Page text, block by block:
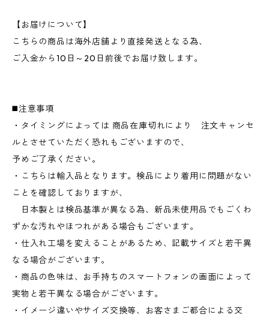
【お届けについて】
こちらの商品は海外店舗より直接発送となる為、
ご入金から10日～20日前後でお届け致します。
◼️注意事項
・タイミングによっては 商品在庫切れにより 注文キャンセ
ルとさせていただく恐れもございますので、
予めご了承ください。
・こちらは輸入品となります。検品により着用に問題がない
ことを確認しておりますが、
日本製とは検品基準が異なる為、新品未使用品でもごくわ
ずかな汚れやほつれがある場合もございます。
・仕入れ工場を変えることがあるため、記載サイズと若干異
なる場合がございます。
・商品の色味は、お手持ちのスマートフォンの画面によって
実物と若干異なる場合がございます。
・イメージ違いやサイズ交換等、お客さまご都合による交